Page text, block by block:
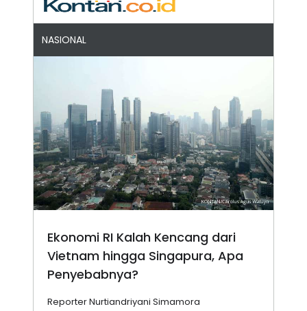
NASIONAL
Ekonomi RI Kalah Kencang dari
Vietnam hingga Singapura, Apa
Penyebabnya?
Reporter Nurtiandriyani Simamora